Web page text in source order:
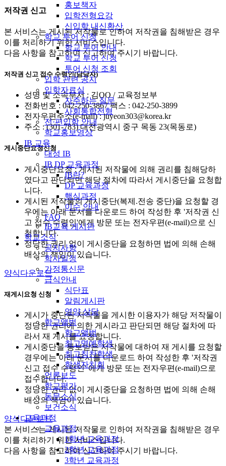
홍보책자
입학전형요강
신입학 내신환산
학교 투어 신청
학교 투어 안내
학교 투어 신청
투어 신청 조회
입학 관련 공지
입학자료실
자주하는 질문
사회통합전형
전·편입학 안내
학교홍보영상
IB 교육
대성 IB
IB DP 교육과정
IB란?
DP 교육과정
핵심과정
이수 안내
FAQ
IB교육 게시판
학교소식
공지사항
학사일정
가정통신문
급식안내
식단표
알림게시판
영양 상담
학교앨범
학교앨범
최고명예학생
최고칭찬학생
학생자치회
언론보도
학교평가
동문소식
보건소식
교육과정
교육과정
1학년 교육과정
2학년 교육과정
3학년 교육과정
저작권 신고
본 서비스는 게시된 저작물로 인하여 저작권을 침해받은 경우
이를 처리하기 위한 서비스입니다.
다음 사항을 참고하여 신고하여 주시기 바랍니다.
저작권 신고 접수 수령인(담당자)
성명 및 소속부서 : 김OO / 교육정보부
전화번호 : 042-250-3867 팩스 : 042-250-3899
전자우편주소(e-mail) : juyeon303@korea.kr
주소 : (301-783) 대전광역시 중구 목동 23(목동로)
게시중단요청신청
게시중단요청 : 게시된 저작물에 의해 권리를 침해당하
였다고 판단되면 해당 절차에 따라서 게시중단을 요청합
니다.
게시된 저작물의 게시중단(복제.전송 중단)을 요청할 경
우에는 아래 문서를 다운로드 하여 작성한 후 '저작권 신
고 접수 수령인'에게 방문 또는 전자우편(e-mail)으로 신
청합니다.
정당한 권리 없이 게시중단을 요청하면 법에 의해 손해
배상의 책임이 있습니다.
양식다운로드
재게시요청 신청
게시가 중단된 저작물을 게시한 이용자가 해당 저작물이
정당한 권리에 의한 게시라고 판단되면 해당 절차에 따
라서 재 게시를 요청합니다.
게시중단을 통보받은 저작물에 대하여 재 게시를 요청할
경우에는 아래 문서를 다운로드 하여 작성한 후 '저작권
신고 접수 수령인' 에게 방문 또는 전자우편(e-mail)으로
접수합니다.
정당한 권리 없이 게시중단을 요청하면 법에 의해 손해
배상의 책임이 있습니다.
양식다운로드
본 서비스는 게시된 저작물로 인하여 저작권을 침해받은 경우
이를 처리하기 위한 서비스입니다.
다음 사항을 참고하여 신고하여 주시기 바랍니다.